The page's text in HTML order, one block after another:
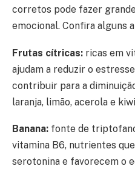
corretos pode fazer
emocional. Confira alguns
Frutas cítricas: ricas em
ajudam a reduzir o
contribuir para a
laranja, limão, acerola e
Banana: fonte de
vitamina B6, nutrientes
serotonina e favorecem o